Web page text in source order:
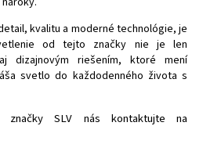
kvalitu a moderné technológie, je
od tejto značky nie je len
dizajnovým riešením, ktoré mení
svetlo do každodenného života s
SLV nás kontaktujte na